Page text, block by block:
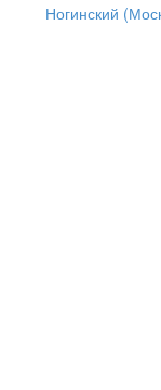
Ногинский